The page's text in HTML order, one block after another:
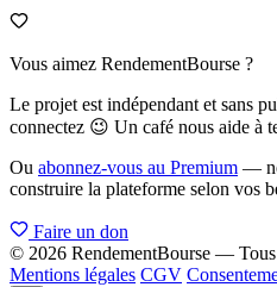
Vous aimez RendementBourse ?
Le projet est indépendant et sans
connectez 😉 Un café nous aide à
Ou abonnez-vous au Premium —
construire la plateforme selon vos
Faire un don
© 2026 RendementBourse — Tous
Mentions légales CGV